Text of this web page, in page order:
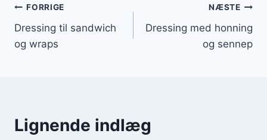
Indlægsnavigation
FORRIGE
Dressing til sandwich
og wraps
NÆSTE
Dressing med honning
og sennep
Lignende indlæg